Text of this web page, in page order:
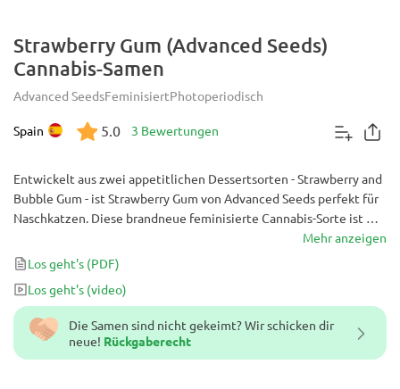
Strawberry Gum (Advanced Seeds)
Cannabis-Samen
Advanced SeedsFeminisiertPhotoperiodisch
Spain 5.0 3 Bewertungen
Die Samen sind nicht gekeimt? Wir schicken dir
neue! Rückgaberecht
Entwickelt aus zwei appetitlichen Dessertsorten - Strawberry and
Bubble Gum - ist Strawberry Gum von Advanced Seeds perfekt für
Naschkatzen. Diese brandneue feminisierte Cannabis-Sorte ist mit
Aromen und Geschmacksrichtungen von frisch geschnittenen
Erdbeeren gefüllt. Wenn Sie Lust auf Geschmack und einen Tag
voller Lachen haben, sind Sie bei diesem wirklich potenten und
köstlichen Cannabis-Genuss genau richtig.
Mehr anzeigen
Los geht's (PDF)
Los geht's (video)